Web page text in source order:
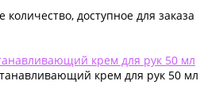
доступное для заказа
крем для рук 50 мл
крем для рук 50 мл